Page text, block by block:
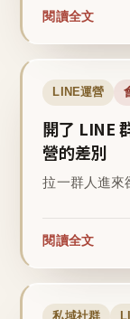
閱讀全文
LINE運營
開了 LINE
營的差別
拉一群人進來
閱讀全文